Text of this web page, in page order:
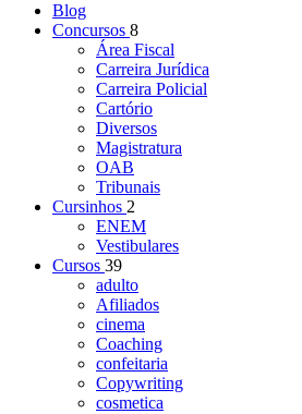
Blog
Concursos 8
Área Fiscal
Carreira Jurídica
Carreira Policial
Cartório
Diversos
Magistratura
OAB
Tribunais
Cursinhos 2
ENEM
Vestibulares
Cursos 39
adulto
Afiliados
cinema
Coaching
confeitaria
Copywriting
cosmetica